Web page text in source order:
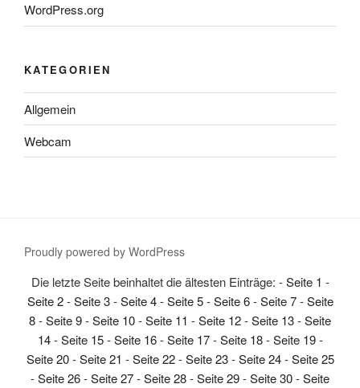
WordPress.org
KATEGORIEN
Allgemein
Webcam
Proudly powered by WordPress
Die letzte Seite beinhaltet die ältesten Einträge: -Seite 1 -
Seite 2-Seite 3-Seite 4-Seite 5-Seite 6-Seite 7-Seite
8-Seite 9-Seite 10-Seite 11 -Seite 12-Seite 13-Seite
14-Seite 15-Seite 16-Seite 17-Seite 18-Seite 19-
Seite 20-Seite 21 -Seite 22-Seite 23-Seite 24-Seite 25
-Seite 26-Seite 27-Seite 28-Seite 29-Seite 30-Seite